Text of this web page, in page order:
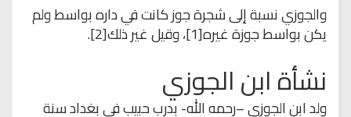
والجوزي نسبة إلى شجرة جوز كانت في داره بواسط ولم
يكن بواسط جوزة غيره[1]، وقيل غير ذلك[2].
نشأة ابن الجوزي
ولد ابن الجوزي –رحمه الله- بدرب حبيب في بغداد سنة